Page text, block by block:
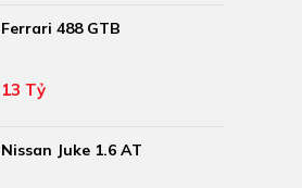
Ferrari 488 GTB
13 Tỷ
Nissan Juke 1.6 AT